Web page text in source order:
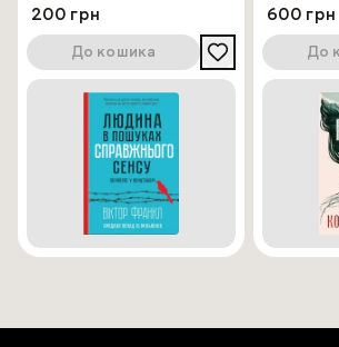
200 грн
До кошика
600 грн
До